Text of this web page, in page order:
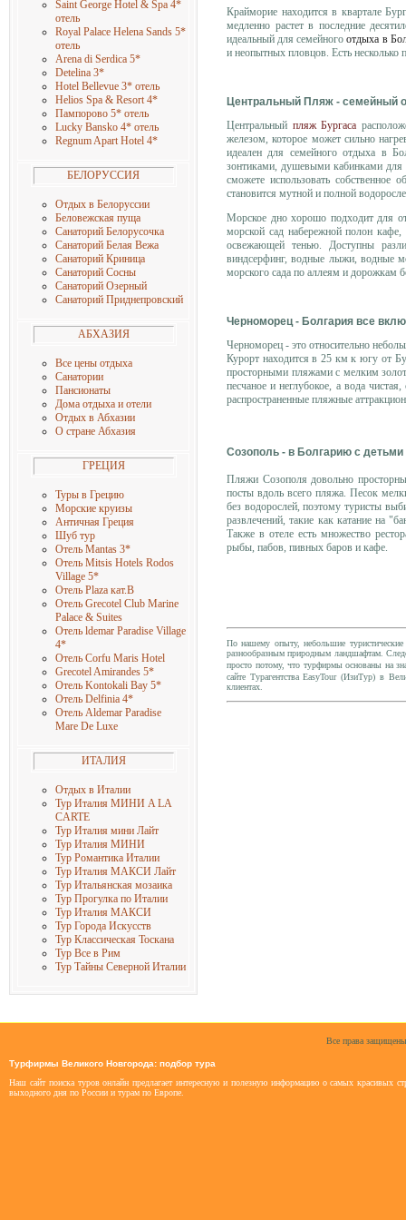
Saint George Hotel & Spa 4*
отель
Royal Palace Helena Sands 5*
отель
Arena di Serdica 5*
Detelina 3*
Hotel Bellevue 3* отель
Helios Spa & Resort 4*
Пампорово 5* отель
Lucky Bansko 4* отель
Regnum Apart Hotel 4*
БЕЛОРУССИЯ
Отдых в Белоруссии
Беловежская пуща
Санаторий Белорусочка
Санаторий Белая Вежа
Санаторий Криница
Санаторий Сосны
Санаторий Озерный
Санаторий Приднепровский
АБХАЗИЯ
Все цены отдыха
Санатории
Пансионаты
Дома отдыха и отели
Отдых в Абхазии
О стране Абхазия
ГРЕЦИЯ
Туры в Грецию
Морские круизы
Античная Греция
Шуб тур
Отель Mantas 3*
Отель Mitsis Hotels Rodos
Village 5*
Отель Plaza кат.B
Отель Grecotel Club Marine
Palace & Suites
Отель ldemar Paradise Village
4*
Отель Corfu Maris Hotel
Grecotel Amirandes 5*
Отель Kontokali Bay 5*
Отель Delfinia 4*
Отель Aldemar Paradise
Mare De Luxe
ИТАЛИЯ
Отдых в Италии
Тур Италия МИНИ A LA
CARTE
Тур Италия мини Лайт
Тур Италия МИНИ
Тур Романтика Италии
Тур Италия МАКСИ Лайт
Тур Итальянская мозаика
Тур Прогулка по Италии
Тур Италия МАКСИ
Тур Города Искусств
Тур Классическая Тоскана
Тур Все в Рим
Тур Тайны Северной Италии
Крайморие находится в квартале
медленно растет в последние
идеальный для семейногоотдыха в
и неопытных пловцов. Есть
Центральный Пляж - семейный
Центральный пляж Бургаса
железом, которое может сильно
идеален для семейного отдыха в
зонтиками, душевыми кабинками для
сможете использовать
становится мутной и полной
Морское дно хорошо подходит для
морской сад набережной полон
освежающей тенью. Доступны
виндсерфинг, водные лыжи, водные
морского сада по аллеям и дорожкам
Черноморец - Болгария все
Черноморец - это относительно
Курорт находится в 25 км к югу от
просторными пляжами с мелким
песчаное и неглубокое, а вода
распространенные пляжные
Созополь - в Болгарию с детьми
Пляжи Созополя довольно
посты вдоль всего пляжа. Песок
без водорослей, поэтому туристы
развлечений, такие как катание на
Также в отеле есть множество
рыбы, пабов, пивных баров и кафе.
По нашему опыту, небольшие
разнообразным природным ландшафтам.
просто потому, что турфирмы основаны на
сайте Турагентства EasyTour (ИзиТур) в
клиентах.
Все права
Турфирмы Великого Новгорода: подбор тура
Наш сайт поиска туров онлайн предлагает интересную и полезную информацию о самых красивых
выходного дня по России и турам по Европе.